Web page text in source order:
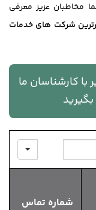
مخاطبان عزیز معرفی
شرکت های خدمات
با کارشناسان ما
شماره تماس